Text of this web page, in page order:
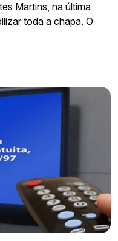
Martins, na última
toda a chapa. O